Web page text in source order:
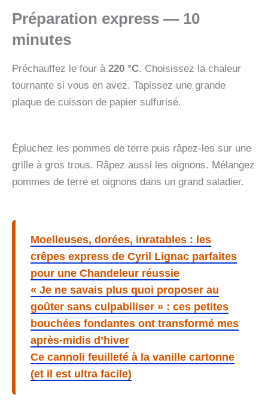
Préparation express — 10
minutes
Préchauffez le four à 220 °C. Choisissez la chaleur
tournante si vous en avez. Tapissez une grande
plaque de cuisson de papier sulfurisé.
Épluchez les pommes de terre puis râpez-les sur une
grille à gros trous. Râpez aussi les oignons. Mélangez
pommes de terre et oignons dans un grand saladier.
Moelleuses, dorées, inratables : les
crêpes express de Cyril Lignac parfaites
pour une Chandeleur réussie
« Je ne savais plus quoi proposer au
goûter sans culpabiliser » : ces petites
bouchées fondantes ont transformé mes
après-midis d’hiver
Ce cannoli feuilleté à la vanille cartonne
(et il est ultra facile)